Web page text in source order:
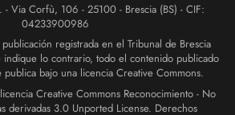
- Via Corfù, 106 - 25100 - Brescia (BS) - CIF:
04233900986
registrada en el Tribunal de Brescia
lo contrario, todo el contenido publicado
bajo una licencia Creative Commons.
Creative Commons Reconocimiento - No
derivadas 3.0 Unported License. Derechos